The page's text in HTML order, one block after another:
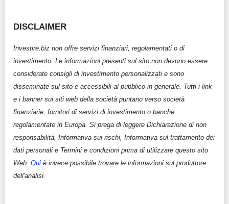
DISCLAIMER
Investire.biz non offre servizi finanziari, regolamentati o di
investimento. Le informazioni presenti sul sito non devono essere
considerate consigli di investimento personalizzati e sono
disseminate sul sito e accessibili al pubblico in generale. Tutti i link
e i banner sui siti web della società puntano verso società
finanziarie, fornitori di servizi di investimento o banche
regolamentate in Europa. Si prega di leggere Dichiarazione di non
responsabilità, Informativa sui rischi, Informativa sul trattamento dei
dati personali e Termini e condizioni prima di utilizzare questo sito
Web. Qui è invece possibile trovare le informazioni sul produttore
dell'analisi.